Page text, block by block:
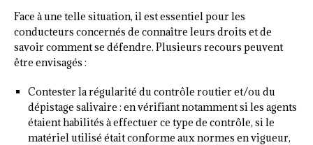
Face à une telle situation, il est essentiel pour les
conducteurs concernés de connaître leurs droits et de
savoir comment se défendre. Plusieurs recours peuvent
être envisagés :
Contester la régularité du contrôle routier et/ou du
dépistage salivaire : en vérifiant notamment si les agents
étaient habilités à effectuer ce type de contrôle, si le
matériel utilisé était conforme aux normes en vigueur,